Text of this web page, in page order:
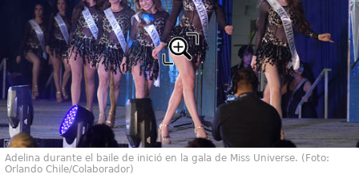
Adelina durante el baile de inició en la gala de Miss Universe. (Foto:
Orlando Chile/Colaborador)